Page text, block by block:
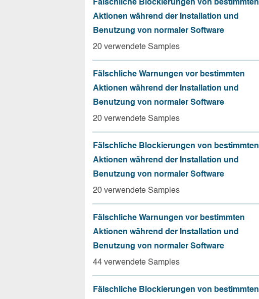
Fälschliche Blockierungen von bestimmten
Aktionen während der Installation und
Benutzung von normaler Software
20 verwendete Samples
Fälschliche Warnungen vor bestimmten
Aktionen während der Installation und
Benutzung von normaler Software
20 verwendete Samples
Fälschliche Blockierungen von bestimmten
Aktionen während der Installation und
Benutzung von normaler Software
20 verwendete Samples
Fälschliche Warnungen vor bestimmten
Aktionen während der Installation und
Benutzung von normaler Software
44 verwendete Samples
Fälschliche Blockierungen von bestimmten